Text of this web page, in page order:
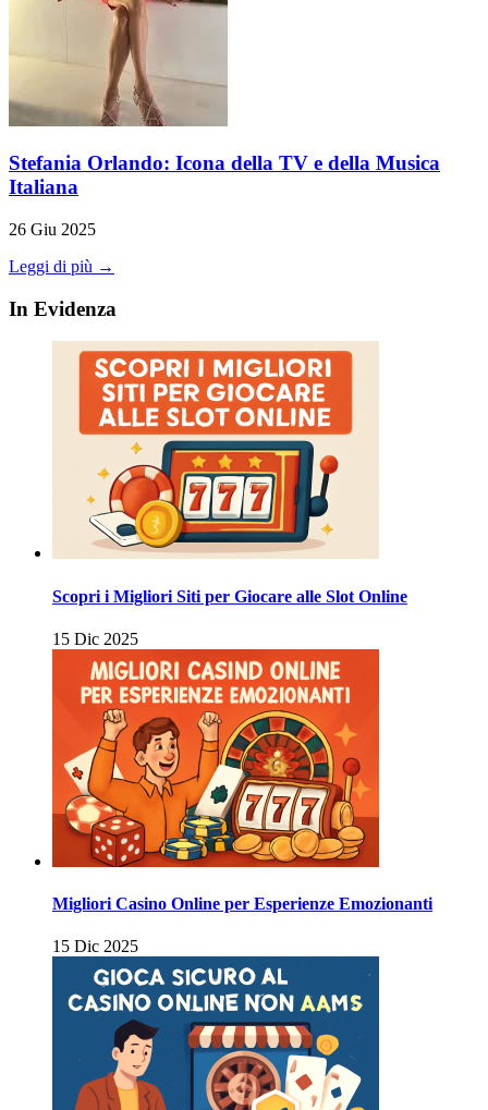
Stefania Orlando: Icona della TV e della Musica
Italiana
26 Giu 2025
Leggi di più →
In Evidenza
Scopri i Migliori Siti per Giocare alle Slot Online
15 Dic 2025
Migliori Casino Online per Esperienze Emozionanti
15 Dic 2025